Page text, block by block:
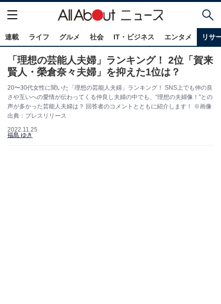
連載 ライフ グルメ 社会 IT・ビジネス エンタメ リサ
「理想の芸能人夫婦」ランキング！ 2位「賀来
賢人・榮倉奈々夫婦」を抑えた1位は？
20〜30代女性に聞いた「理想の芸能人夫婦」ランキング！ SNS上でも仲の良
さや互いへの愛情が伝わってくる仲良し夫婦の中でも、“理想の夫婦像！”との
声が多かった芸能人夫婦は？ 回答者のコメントとともに紹介します！ ※画像
出典：プレスリリース
2022.11.25
福島 ゆき